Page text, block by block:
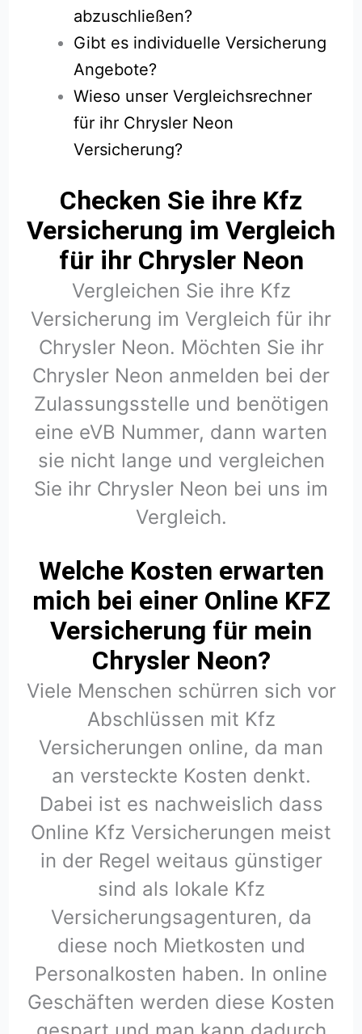
abzuschließen?
Gibt es individuelle Versicherung
Angebote?
Wieso unser Vergleichsrechner
für ihr Chrysler Neon
Versicherung?
Checken Sie ihre Kfz
Versicherung im Vergleich
für ihr Chrysler Neon
Vergleichen Sie ihre Kfz
Versicherung im Vergleich für ihr
Chrysler Neon. Möchten Sie ihr
Chrysler Neon anmelden bei der
Zulassungsstelle und benötigen
eine eVB Nummer, dann warten
sie nicht lange und vergleichen
Sie ihr Chrysler Neon bei uns im
Vergleich.
Welche Kosten erwarten
mich bei einer Online KFZ
Versicherung für mein
Chrysler Neon?
Viele Menschen schürren sich vor
Abschlüssen mit Kfz
Versicherungen online, da man
an versteckte Kosten denkt.
Dabei ist es nachweislich dass
Online Kfz Versicherungen meist
in der Regel weitaus günstiger
sind als lokale Kfz
Versicherungsagenturen, da
diese noch Mietkosten und
Personalkosten haben. In online
Geschäften werden diese Kosten